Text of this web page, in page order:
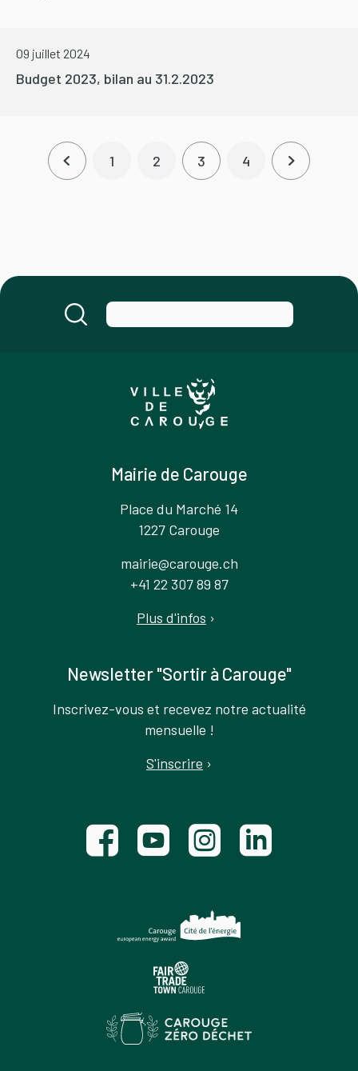
Budget 2023, bilan au 31.2.2023
09 juillet 2024
Pagination
Page précédente
Page
1 Page
2 Page courante
3 Page
4 Page
Mairie de Carouge
Place du Marché 14
1227 Carouge
mairie@carouge.ch
+41 22 307 89 87
Plus d'infos ›
Newsletter "Sortir à Carouge"
Inscrivez-vous et recevez notre actualité
mensuelle !
S'inscrire ›